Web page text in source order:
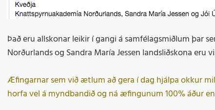
Það eru allskonar leikir í gangi á samfélagsmiðlum þar
Norðurlands og Sandra María Jessen landsliðskona eru
Æfingarnar sem við ætlum að gera í dag hjálpa okkur
horfa vel á myndbandið og ná æfingunum 100% áður